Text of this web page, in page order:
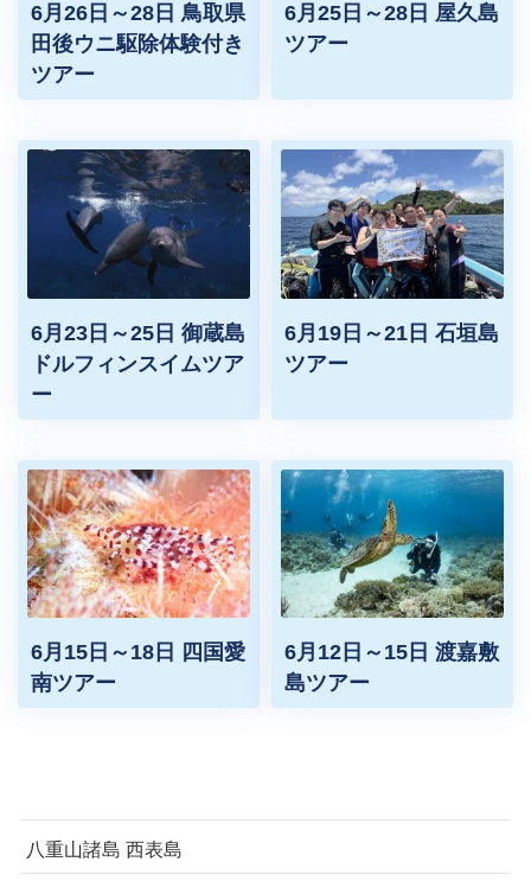
6月26日～28日 鳥取県
田後ウニ駆除体験付き
ツアー
6月25日～28日 屋久島
ツアー
6月23日～25日 御蔵島
ドルフィンスイムツア
ー
6月19日～21日 石垣島
ツアー
6月15日～18日 四国愛
南ツアー
6月12日～15日 渡嘉敷
島ツアー
八重山諸島 西表島